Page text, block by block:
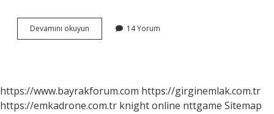
Devamını okuyun
Rengi
14 Yorum
https://www.bayrakforum.com https://girginemlak.com.tr
https://emkadrone.com.tr knight online nttgame Sitemap